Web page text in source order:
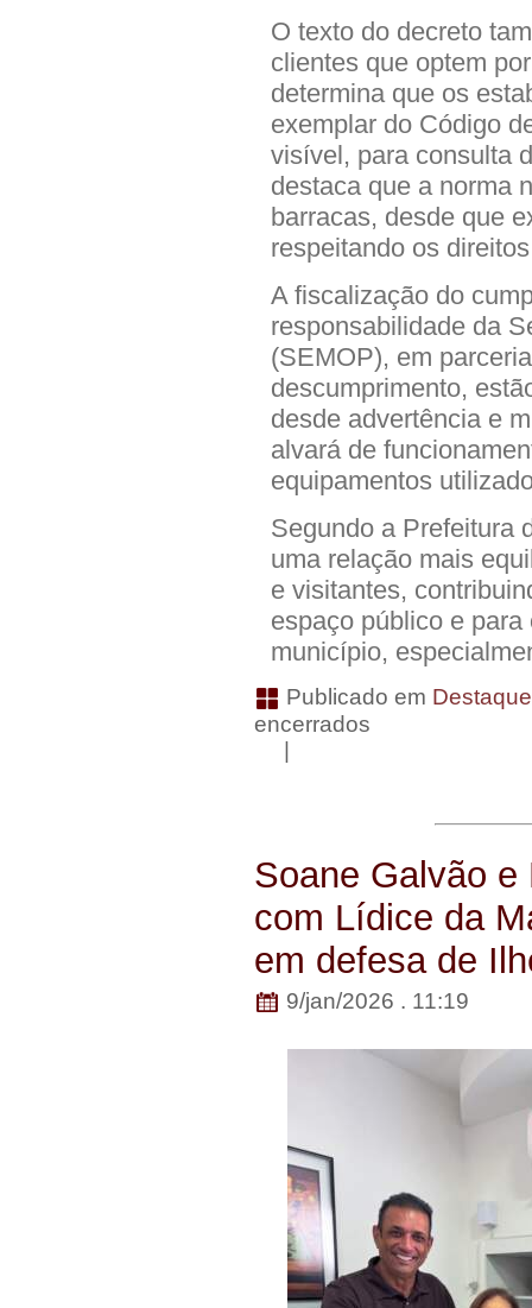
O texto do decreto
clientes que optem
determina que os
exemplar do Código
visível, para consulta
destaca que a norma
barracas, desde que
respeitando os
A fiscalização do
responsabilidade da
(SEMOP), em
descumprimento,
desde advertência e
alvará de
equipamentos
Segundo a Prefeitura
uma relação mais
e visitantes,
espaço público e
município,
Publicado em
encerrados
|
Soane Galvão e
com Lídice da
em defesa de
9/jan/2026 . 11:19